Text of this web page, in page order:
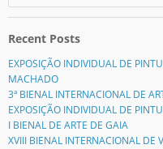
Recent Posts
EXPOSIÇÃO INDIVIDUAL DE
MACHADO
3ª BIENAL INTERNACIONAL DE
EXPOSIÇÃO INDIVIDUAL DE
I BIENAL DE ARTE DE GAIA
XVIII BIENAL INTERNACIONAL DE